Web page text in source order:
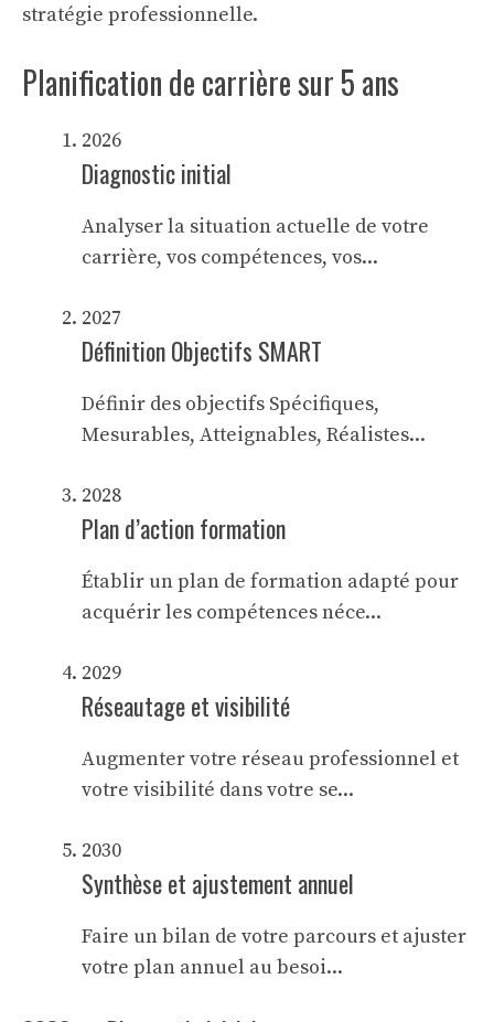
stratégie professionnelle.
Planification de carrière sur 5 ans
2026
Diagnostic initial
Analyser la situation actuelle de votre
carrière, vos compétences, vos...
2027
Définition Objectifs SMART
Définir des objectifs Spécifiques,
Mesurables, Atteignables, Réalistes...
2028
Plan d’action formation
Établir un plan de formation adapté pour
acquérir les compétences néce...
2029
Réseautage et visibilité
Augmenter votre réseau professionnel et
votre visibilité dans votre se...
2030
Synthèse et ajustement annuel
Faire un bilan de votre parcours et ajuster
votre plan annuel au besoi...